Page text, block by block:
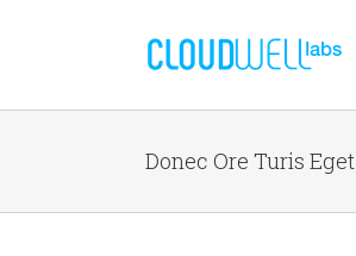
Donec Ore Turis Eget